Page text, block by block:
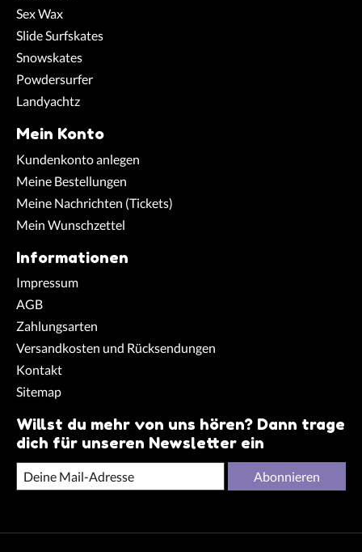
Sex Wax
Slide Surfskates
Snowskates
Powdersurfer
Landyachtz
Mein Konto
Kundenkonto anlegen
Meine Bestellungen
Meine Nachrichten (Tickets)
Mein Wunschzettel
Informationen
Impressum
AGB
Zahlungsarten
Versandkosten und Rücksendungen
Kontakt
Sitemap
Willst du mehr von uns hören? Dann trage
dich für unseren Newsletter ein
Abonnieren